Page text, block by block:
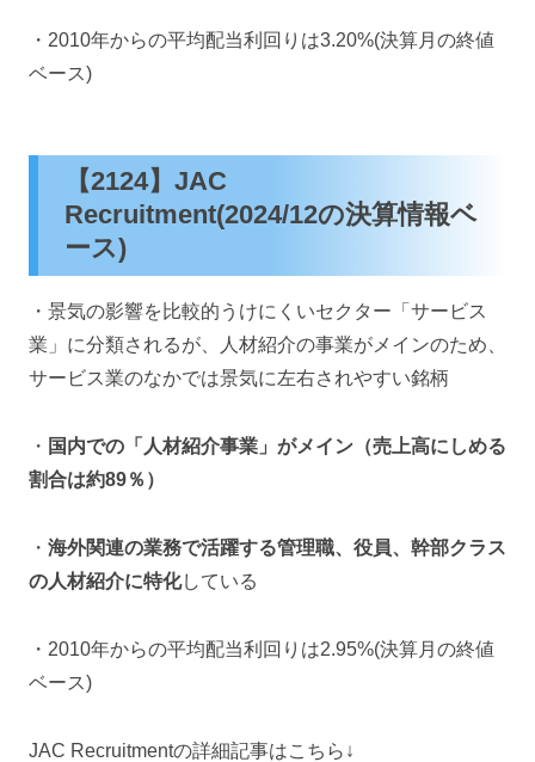
・2010年からの平均配当利回りは3.20%(決算月の終値
ベース)
【2124】JAC
Recruitment(2024/12の決算情報ベ
ース)
・景気の影響を比較的うけにくいセクター「サービス
業」に分類されるが、人材紹介の事業がメインのため、
サービス業のなかでは景気に左右されやすい銘柄
・ 国内での「人材紹介事業」がメイン（売上高にしめる
割合は約89％）
・ 海外関連の業務で活躍する管理職、役員、幹部クラス
の人材紹介に特化している
・2010年からの平均配当利回りは2.95%(決算月の終値
ベース)
JAC Recruitmentの詳細記事はこちら↓